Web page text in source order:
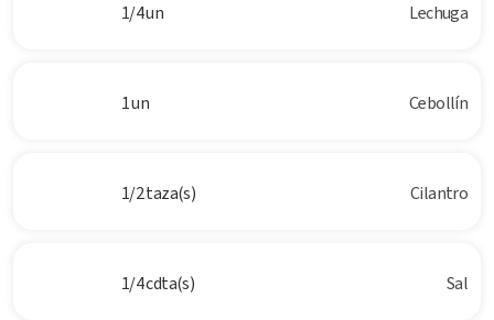
1/4 un Lechuga
1 un Cebollín
1/2 taza(s) Cilantro
1/4 cdta(s) Sal